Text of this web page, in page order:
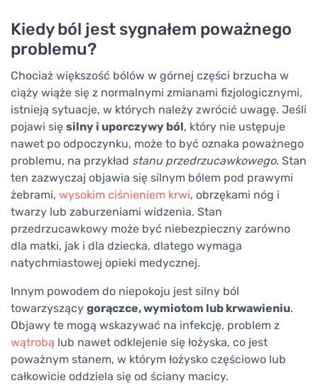
Kiedy ból jest sygnałem poważnego
problemu?
Chociaż większość bólów w górnej części brzucha w
ciąży wiąże się z normalnymi zmianami fizjologicznymi,
istnieją sytuacje, w których należy zwrócić uwagę. Jeśli
pojawi się silny i uporczywy ból, który nie ustępuje
nawet po odpoczynku, może to być oznaka poważnego
problemu, na przykład stanu przedrzucawkowego. Stan
ten zazwyczaj objawia się silnym bólem pod prawymi
żebrami, wysokim ciśnieniem krwi, obrzękami nóg i
twarzy lub zaburzeniami widzenia. Stan
przedrzucawkowy może być niebezpieczny zarówno
dla matki, jak i dla dziecka, dlatego wymaga
natychmiastowej opieki medycznej.
Innym powodem do niepokoju jest silny ból
towarzyszący gorączce, wymiotom lub krwawieniu.
Objawy te mogą wskazywać na infekcję, problem z
wątrobą lub nawet odklejenie się łożyska, co jest
poważnym stanem, w którym łożysko częściowo lub
całkowicie oddziela się od ściany macicy.